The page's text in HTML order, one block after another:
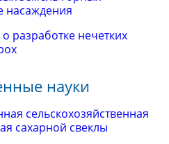
насаждения
разработке нечетких
науки
сельскохозяйственная
сахарной свеклы